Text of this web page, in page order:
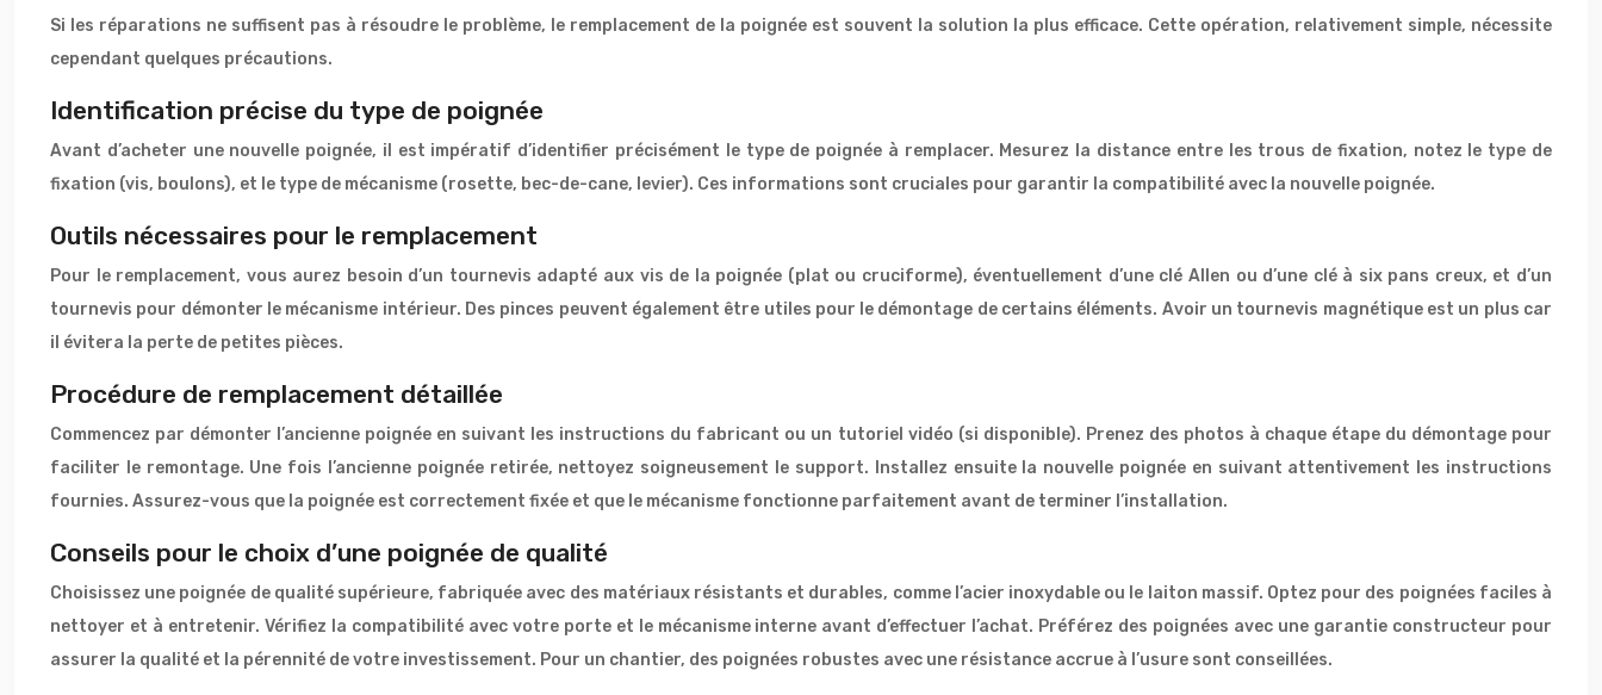
Si les réparations ne suffisent pas à résoudre le problème, le remplacement de la poignée est souvent la solution la plus efficace. Cette opération, relativement simple, nécessite
cependant quelques précautions.
Identification précise du type de poignée
Avant d’acheter une nouvelle poignée, il est impératif d’identifier précisément le type de poignée à remplacer. Mesurez la distance entre les trous de fixation, notez le type de
fixation (vis, boulons), et le type de mécanisme (rosette, bec-de-cane, levier). Ces informations sont cruciales pour garantir la compatibilité avec la nouvelle poignée.
Outils nécessaires pour le remplacement
Pour le remplacement, vous aurez besoin d’un tournevis adapté aux vis de la poignée (plat ou cruciforme), éventuellement d’une clé Allen ou d’une clé à six pans creux, et d’un
tournevis pour démonter le mécanisme intérieur. Des pinces peuvent également être utiles pour le démontage de certains éléments. Avoir un tournevis magnétique est un plus car
il évitera la perte de petites pièces.
Procédure de remplacement détaillée
Commencez par démonter l’ancienne poignée en suivant les instructions du fabricant ou un tutoriel vidéo (si disponible). Prenez des photos à chaque étape du démontage pour
faciliter le remontage. Une fois l’ancienne poignée retirée, nettoyez soigneusement le support. Installez ensuite la nouvelle poignée en suivant attentivement les instructions
fournies. Assurez-vous que la poignée est correctement fixée et que le mécanisme fonctionne parfaitement avant de terminer l’installation.
Conseils pour le choix d’une poignée de qualité
Choisissez une poignée de qualité supérieure, fabriquée avec des matériaux résistants et durables, comme l’acier inoxydable ou le laiton massif. Optez pour des poignées faciles à
nettoyer et à entretenir. Vérifiez la compatibilité avec votre porte et le mécanisme interne avant d’effectuer l’achat. Préférez des poignées avec une garantie constructeur pour
assurer la qualité et la pérennité de votre investissement. Pour un chantier, des poignées robustes avec une résistance accrue à l’usure sont conseillées.